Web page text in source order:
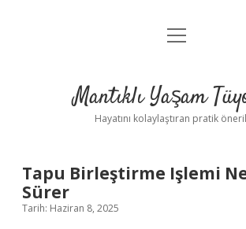
Anasayfa
Yasal Uyarı
menüyü
Mantıklı Yaşam
Hayatını kolaylaştıran pratik
Tapu Birleştirme Işlemi
Sürer
Tarih: Haziran 8, 2025